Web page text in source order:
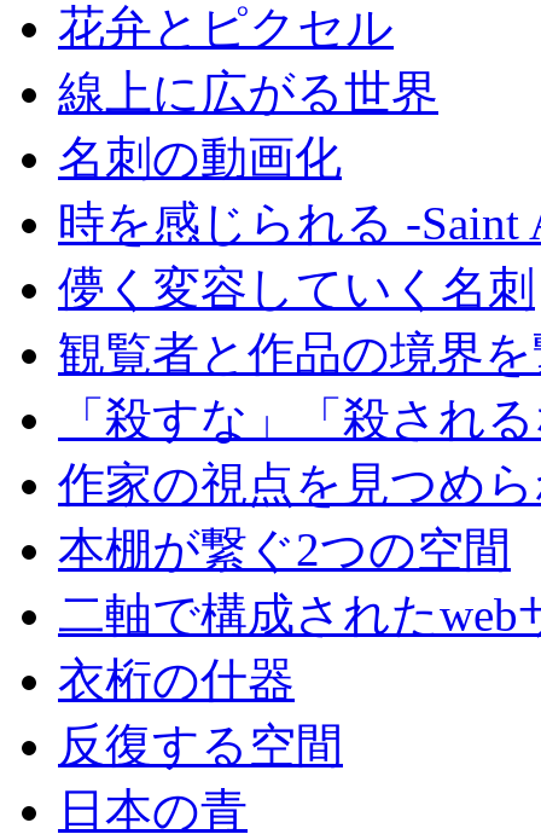
花弁とピクセル
線上に広がる世界
名刺の動画化
時を感じられる -Saint
儚く変容していく名刺
観覧者と作品の境界
「殺すな」「殺され
作家の視点を見つめ
本棚が繋ぐ2つの空間
二軸で構成されたweb
衣桁の什器
反復する空間
日本の青